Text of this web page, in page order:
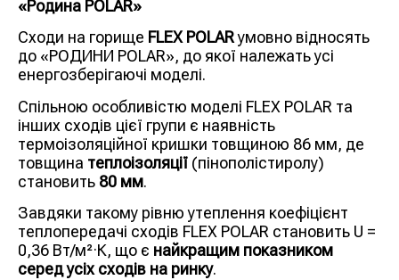
«Родина POLAR»
Сходи на горище FLEX POLARумовно відносять
до «РОДИНИ POLAR», до якої належать усі
енергозберігаючі моделі.
Спільною особливістю моделі FLEX POLAR та
інших сходів цієї групи є наявність
термоізоляційної кришки товщиною 86 мм, де
товщина теплоізоляції (пінополістиролу)
становить 80 мм.
Завдяки такому рівню утеплення коефіцієнт
теплопередачі сходів FLEX POLAR становить U =
0,36 Вт/м²·К, що є найкращим показником
серед усіх сходів на ринку.